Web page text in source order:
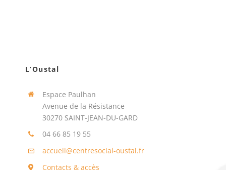
L’Oustal
Espace Paulhan
Avenue de la Résistance
30270 SAINT-JEAN-DU-GARD
04 66 85 19 55
accueil@centresocial-oustal.fr
Contacts & accès